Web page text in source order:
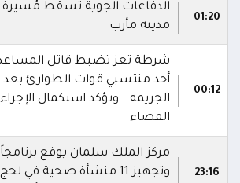
01:20
الدفاعات الجوية تُسقط مُسيرة
مدينة مأرب
00:12
شرطة تعز تضبط قاتل
أحد منتسبي قوات الطوارئ بعد
الجريمة.. وتؤكد استكمال
القضاء
23:16
مركز الملك سلمان يوقع برنامجاً
وتجهيز 11 منشأة صحية في